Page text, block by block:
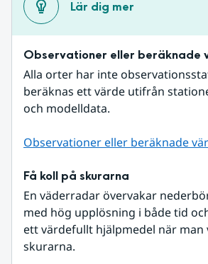
Lär dig mer
Observationer eller beräknade
Alla orter har inte
beräknas ett värde utifrån
och modelldata.
Observationer eller beräknade
Få koll på skurarna
En väderradar övervakar
med hög upplösning i både tid
ett värdefullt hjälpmedel när man
skurarna.